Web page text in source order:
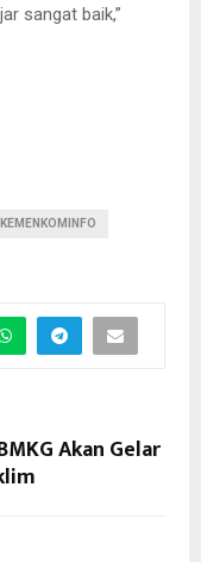
sangat baik,”
KEMENKOMINFO
Akan Gelar